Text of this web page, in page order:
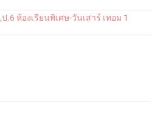
,ป.6 ห้องเรียนพิเศษ-วันเสาร์ เทอม 1